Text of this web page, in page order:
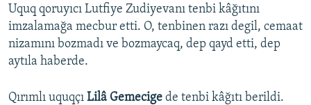
Uquq qoruyıcı Lutfiye Zudiyevanı tenbi kâğıtını
imzalamağa mecbur etti. O, tenbinen razı degil, cemaat
nizamını bozmadı ve bozmaycaq, dep qayd etti, dep
aytıla haberde.
Qırımlı uquqçı Lilâ Gemecige de tenbi kâğıtı berildi.